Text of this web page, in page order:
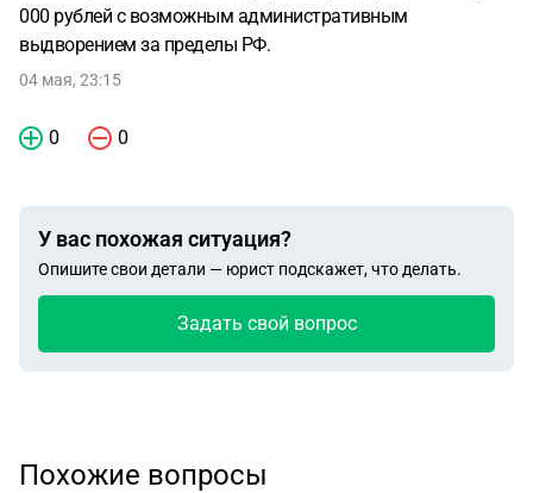
000 рублей с возможным административным
выдворением за пределы РФ.
04 мая, 23:15
0 0
У вас похожая ситуация?
Опишите свои детали — юрист подскажет, что делать.
Задать свой вопрос
Похожие вопросы